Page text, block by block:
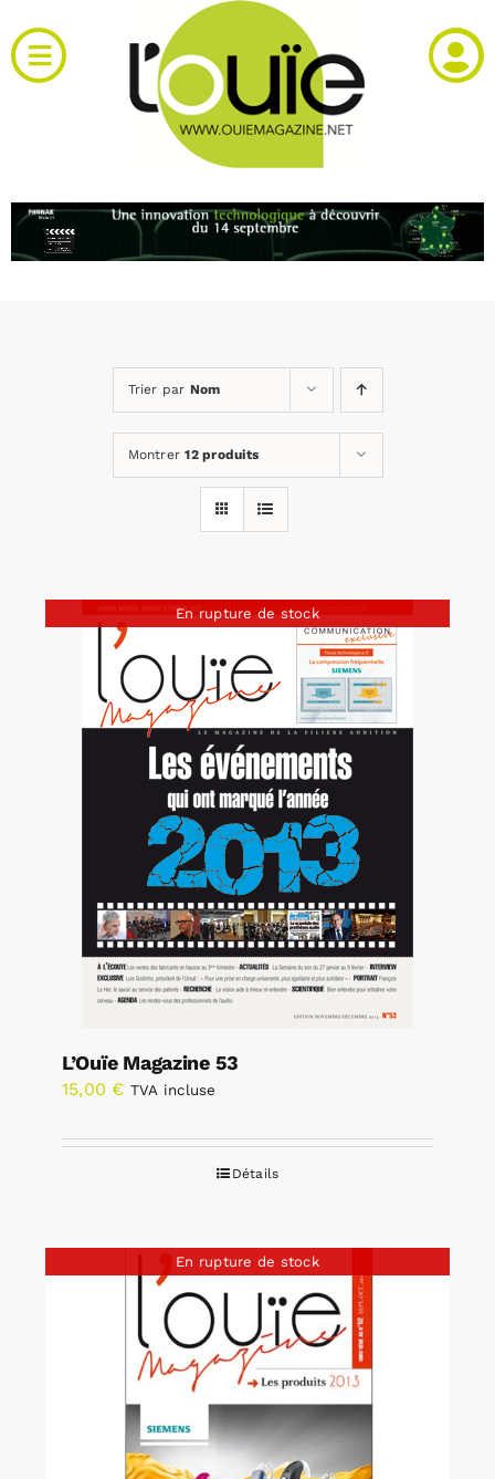
au
contenu
Toggle
Navigation
RH et emploi
Annonces emploi
Trier par Nom
Montrer12 produits
En rupture de stock
L’Ouïe Magazine 53
15,00 € TVA incluse
Détails
En rupture de stock